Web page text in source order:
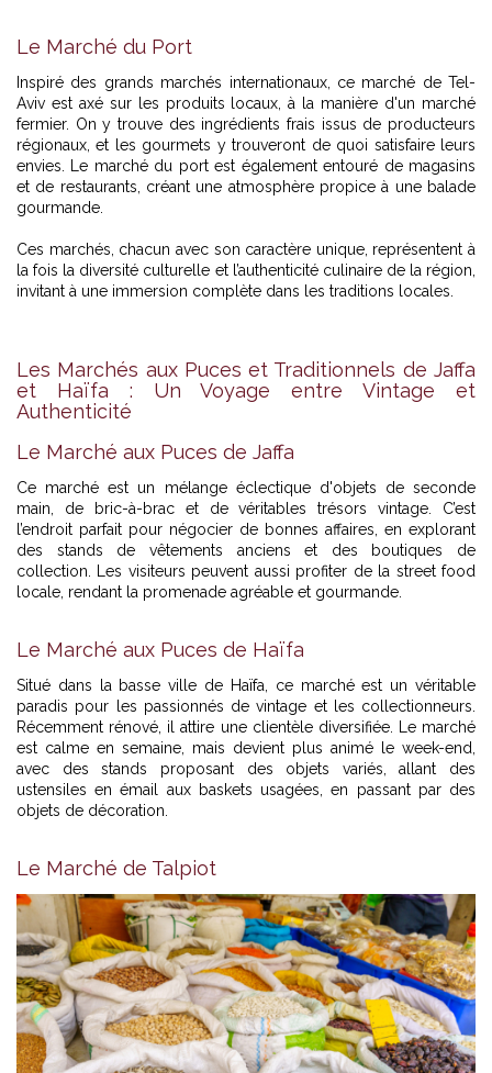
Le Marché du Port
Inspiré des grands marchés internationaux, ce marché de Tel-
Aviv est axé sur les produits locaux, à la manière d'un marché
fermier. On y trouve des ingrédients frais issus de producteurs
régionaux, et les gourmets y trouveront de quoi satisfaire leurs
envies. Le marché du port est également entouré de magasins
et de restaurants, créant une atmosphère propice à une balade
gourmande.
Ces marchés, chacun avec son caractère unique, représentent à
la fois la diversité culturelle et l’authenticité culinaire de la région,
invitant à une immersion complète dans les traditions locales.
Les Marchés aux Puces et Traditionnels de Jaffa
et Haïfa : Un Voyage entre Vintage et
Authenticité
Le Marché aux Puces de Jaffa
Ce marché est un mélange éclectique d'objets de seconde
main, de bric-à-brac et de véritables trésors vintage. C’est
l’endroit parfait pour négocier de bonnes affaires, en explorant
des stands de vêtements anciens et des boutiques de
collection. Les visiteurs peuvent aussi profiter de la street food
locale, rendant la promenade agréable et gourmande.
Le Marché aux Puces de Haïfa
Situé dans la basse ville de Haïfa, ce marché est un véritable
paradis pour les passionnés de vintage et les collectionneurs.
Récemment rénové, il attire une clientèle diversifiée. Le marché
est calme en semaine, mais devient plus animé le week-end,
avec des stands proposant des objets variés, allant des
ustensiles en émail aux baskets usagées, en passant par des
objets de décoration.
Le Marché de Talpiot